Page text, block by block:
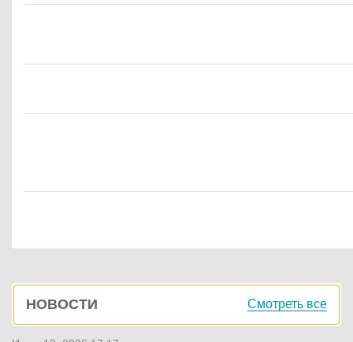
Боковая
панель
НОВОСТИ Смотреть все